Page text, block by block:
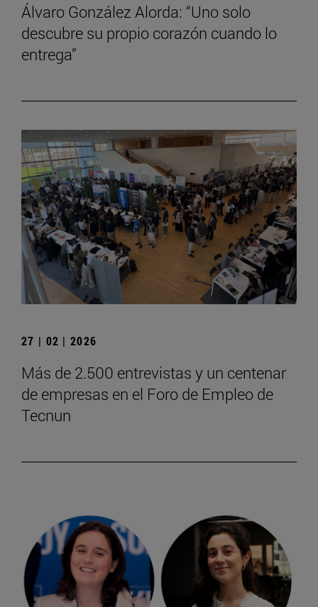
Álvaro González Alorda: “Uno solo
descubre su propio corazón cuando lo
entrega”
27 | 02 | 2026
Más de 2.500 entrevistas y un centenar
de empresas en el Foro de Empleo de
Tecnun